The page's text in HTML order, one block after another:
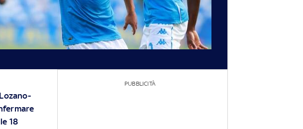
18
PUBBLICITÀ